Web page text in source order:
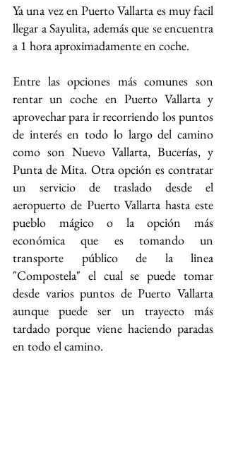
Ya una vez en Puerto Vallarta es muy facil
llegar a Sayulita, además que se encuentra
a 1 hora aproximadamente en coche.
Entre las opciones más comunes son
rentar un coche en Puerto Vallarta y
aprovechar para ir recorriendo los puntos
de interés en todo lo largo del camino
como son Nuevo Vallarta, Bucerías, y
Punta de Mita. Otra opción es contratar
un servicio de traslado desde el
aeropuerto de Puerto Vallarta hasta este
pueblo mágico o la opción más
económica que es tomando un
transporte público de la linea
"Compostela" el cual se puede tomar
desde varios puntos de Puerto Vallarta
aunque puede ser un trayecto más
tardado porque viene haciendo paradas
en todo el camino.